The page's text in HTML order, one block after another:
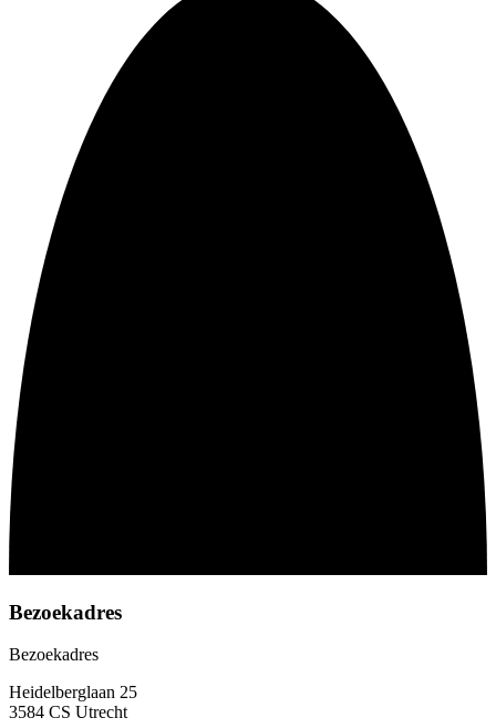
Bezoekadres
Bezoekadres
Heidelberglaan 25
3584 CS Utrecht